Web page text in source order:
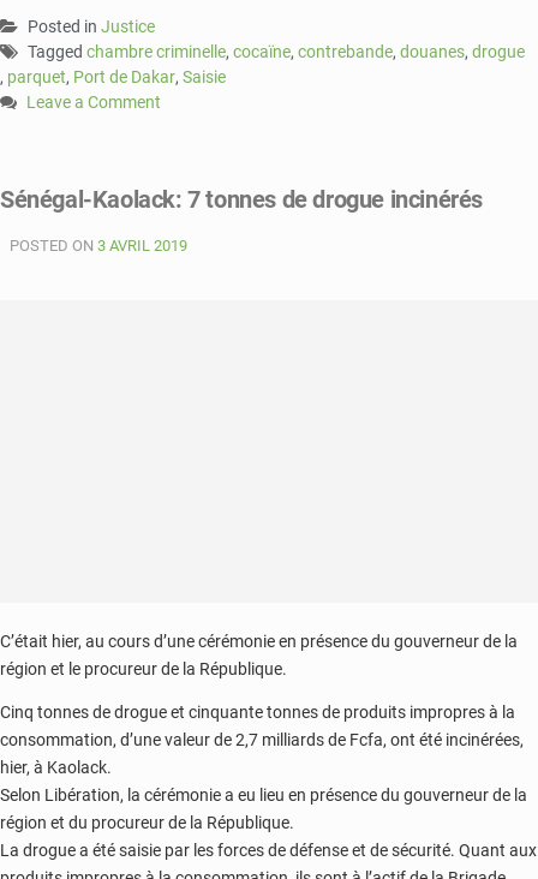
Posted in Justice
Tagged chambre criminelle, cocaïne, contrebande, douanes, drogue
, parquet, Port de Dakar, Saisie
Leave a Comment
drogue
Port
Sénégal-Kaolack: 7 tonnes de drogue incinérés
POSTED ON 3 AVRIL 2019
C’était hier, au cours d’une cérémonie en présence du gouverneur de la
région et le procureur de la République.
Cinq tonnes de drogue et cinquante tonnes de produits impropres à la
consommation, d’une valeur de 2,7 milliards de Fcfa, ont été incinérées,
hier, à Kaolack.
Selon Libération, la cérémonie a eu lieu en présence du gouverneur de la
région et du procureur de la République.
La drogue a été saisie par les forces de défense et de sécurité. Quant aux